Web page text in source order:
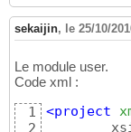
32
33
34
36
37
38
39
</
sekaijin, le 25/10/
Le module user.
Code xml :
1
2
<project